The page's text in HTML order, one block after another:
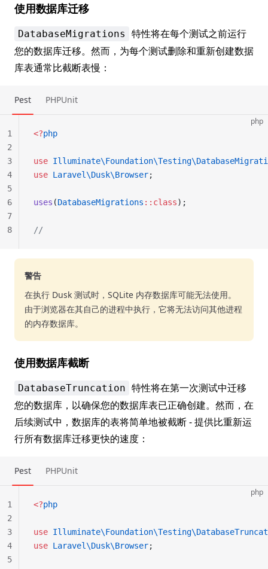
使用数据库迁移
DatabaseMigrations
特性将在每个测试之前运行
您的数据库迁移。然而，为每个测试删除和重新创建数据
库表通常比截断表慢：
Pest PHPUnit
php
<?php
use
use Laravel\Dusk\Browser;
uses (DatabaseMigrations ::class);
//
1
2
3
4
5
6
7
8
警告
在执行 Dusk 测试时，SQLite 内存数据库可能无法使用。
由于浏览器在其自己的进程中执行，它将无法访问其他进程
的内存数据库。
使用数据库截断
DatabaseTruncation 特性将在第一次测试中迁移
您的数据库，以确保您的数据库表已正确创建。然而，在
后续测试中，数据库的表将简单地被截断 - 提供比重新运
行所有数据库迁移更快的速度：
Pest PHPUnit
php
<?php
use
use Laravel\Dusk\Browser;
1
2
3
4
5